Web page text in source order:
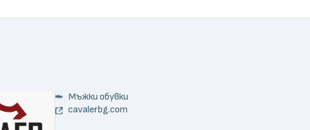
Мъжки обувки
cavalerbg.com